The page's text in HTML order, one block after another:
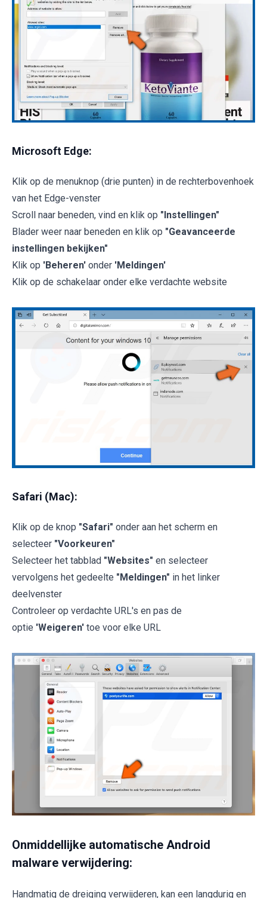
Microsoft Edge:
Klik op de menuknop (drie punten) in de rechterbovenhoek
van het Edge-venster
Scroll naar beneden, vind en klik op "Instellingen"
Blader weer naar beneden en klik op "Geavanceerde
instellingen bekijken"
Klik op 'Beheren' onder 'Meldingen'
Klik op de schakelaar onder elke verdachte website
Safari (Mac):
Klik op de knop "Safari" onder aan het scherm en
selecteer "Voorkeuren"
Selecteer het tabblad "Websites" en selecteer
vervolgens het gedeelte "Meldingen" in het linker
deelvenster
Controleer op verdachte URL's en pas de
optie 'Weigeren' toe voor elke URL
Onmiddellijke automatische Android
malware verwijdering:
Handmatig de dreiging verwijderen, kan een langdurig en